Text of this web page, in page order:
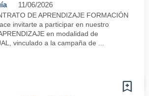
11/06/2026
DE APRENDIZAJE FORMACIÓN
invitarte a participar en nuestro
en modalidad de
vinculado a la campaña de ...